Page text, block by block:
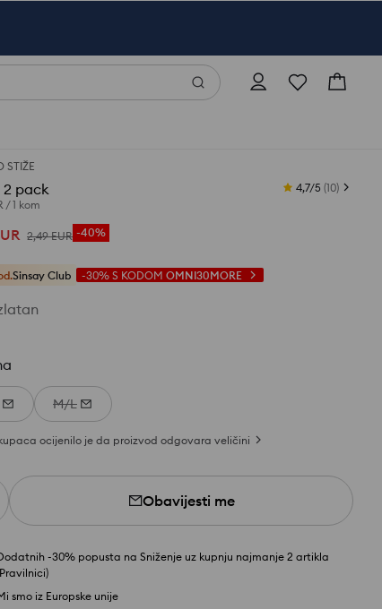
STIŽE
2 pack
/1 kom
4,7/5 (10)
2,49 EUR -40%
Sinsay Club -30% S KODOM OMNI30MORE
M/L
ocijenilo je da proizvod odgovara veličini
Obavijesti me
-30% popusta na Sniženje uz kupnju najmanje 2 artikla
smo iz Europske unije